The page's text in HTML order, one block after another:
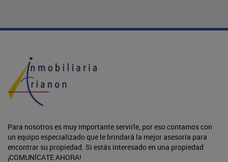
Para nosotros es muy importante servirle, por eso contamos con
un equipo especializado que le brindará la mejor asesoría para
encontrar su propiedad. Si estás interesado en una propiedad
¡COMUNÍCATE AHORA!